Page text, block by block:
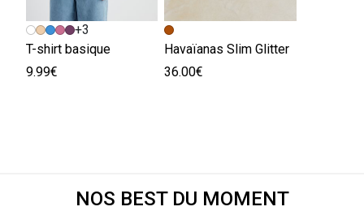
+3
T-shirt basique
9.99€
Havaïanas Slim Glitter
36.00€
NOS BEST DU MOMENT